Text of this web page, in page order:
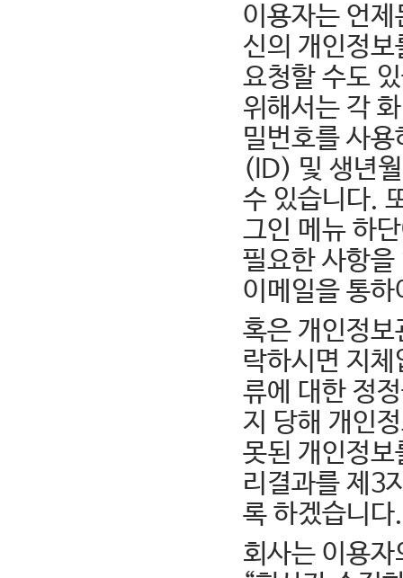
이용자는 언
신의 개인정
요청할 수도
위해서는 각
밀번호를 사
(ID) 및 생년
수 있습니다.
그인 메뉴 하
필요한 사항
이메일을 통
혹은 개인정
락하시면 지
류에 대한 정
지 당해 개인
못된 개인정
리결과를 제3
록 하겠습니다.
회사는 이용